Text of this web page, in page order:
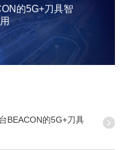
的5G+刀具智
BEACON的5G+刀具